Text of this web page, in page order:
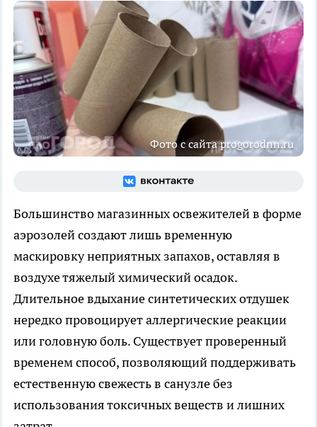
Фото с сайта progorodnn.ru
Большинство магазинных освежителей в форме
аэрозолей создают лишь временную
маскировку неприятных запахов, оставляя в
воздухе тяжелый химический осадок.
Длительное вдыхание синтетических отдушек
нередко провоцирует аллергические реакции
или головную боль. Существует проверенный
временем способ, позволяющий поддерживать
естественную свежесть в санузле без
использования токсичных веществ и лишних